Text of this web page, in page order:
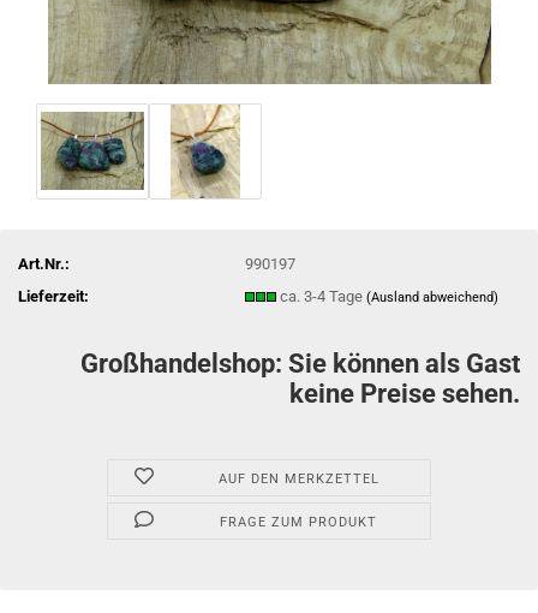
Art.Nr.:
990197
Lieferzeit:
ca. 3-4 Tage(Ausland abweichend)
Großhandelshop: Sie können als Gast
keine Preise sehen.
AUF DEN MERKZETTEL
FRAGE ZUM PRODUKT